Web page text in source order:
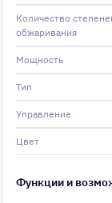
Количество
обжаривания
Мощность
Тип
Управление
Цвет
Функции и